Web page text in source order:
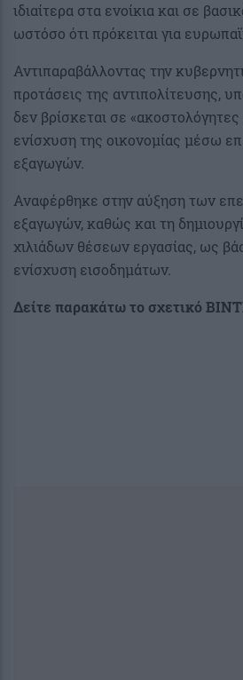
ιδιαίτερα στα ενοίκια και σε
ωστόσο ότι πρόκειται για
Αντιπαραβάλλοντας την
προτάσεις της αντιπολίτευσης,
δεν βρίσκεται σε
ενίσχυση της οικονομίας μέσω
εξαγωγών.
Αναφέρθηκε στην αύξηση των
εξαγωγών, καθώς και τη
χιλιάδων θέσεων εργασίας, ως
ενίσχυση εισοδημάτων.
Δείτε παρακάτω το σχετικό